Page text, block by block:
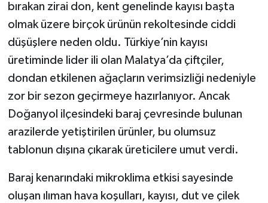
bırakan zirai don, kent genelinde kayısı başta
olmak üzere birçok ürünün rekoltesinde ciddi
düşüşlere neden oldu. Türkiye’nin kayısı
üretiminde lider ili olan Malatya’da çiftçiler,
dondan etkilenen ağaçların verimsizliği nedeniyle
zor bir sezon geçirmeye hazırlanıyor. Ancak
Doğanyol ilçesindeki baraj çevresinde bulunan
arazilerde yetiştirilen ürünler, bu olumsuz
tablonun dışına çıkarak üreticilere umut verdi.
Baraj kenarındaki mikroklima etkisi sayesinde
oluşan ılıman hava koşulları, kayısı, dut ve çilek